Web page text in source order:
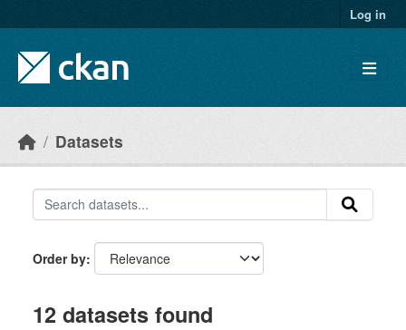
Log in
Datasets
Order by
12 datasets found